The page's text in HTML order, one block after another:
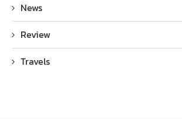
News
Review
Travels